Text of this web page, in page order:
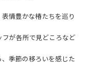
情豊かな椿たちを巡り
が各所で見どころなど
季節の移ろいを感じた